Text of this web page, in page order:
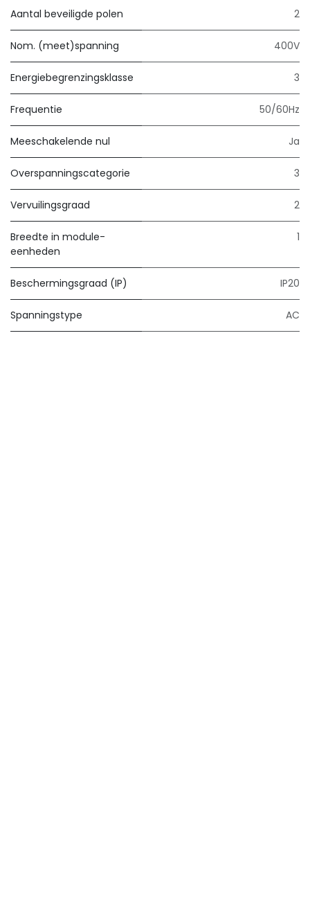
Aantal beveiligde polen 2
Nom. (meet)spanning 400V
Energiebegrenzingsklasse 3
Frequentie 50/60Hz
Meeschakelende nul Ja
Overspanningscategorie 3
Vervuilingsgraad 2
Breedte in module-
eenheden
1
Beschermingsgraad (IP) IP20
Spanningstype AC